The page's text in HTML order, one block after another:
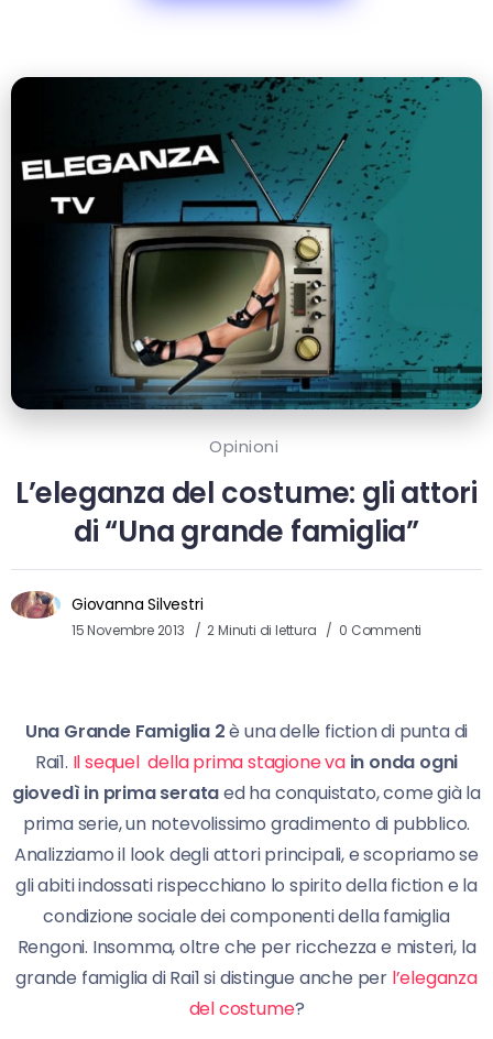
Opinioni
L’eleganza del costume: gli attori
di “Una grande famiglia”
Giovanna Silvestri
15 Novembre 2013 2 Minuti di lettura 0 Commenti
Una Grande Famiglia 2è una delle fiction di punta di
Rai1. Il sequel della prima stagione vain onda ogni
giovedì in prima serataed ha conquistato, come già la
prima serie, un notevolissimo gradimento di pubblico.
Analizziamo il look degli attori principali, e scopriamo se
gli abiti indossati rispecchiano lo spirito della fiction e la
condizione sociale dei componenti della famiglia
Rengoni. Insomma, oltre che per ricchezza e misteri, la
grande famiglia di Rai1 si distingue anche per l’eleganza
del costume?